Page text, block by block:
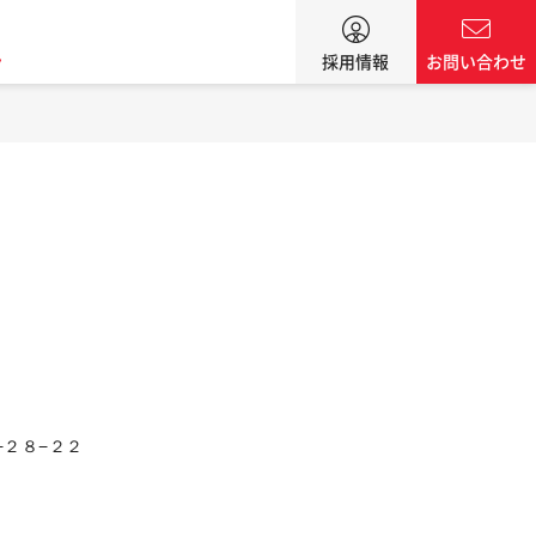
採用情報 お問い合わせ
８−２２